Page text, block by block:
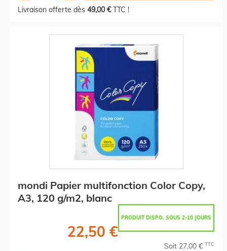
Livraison offerte dès 49,00 €TTC !
mondi Papier multifonction Color Copy,
A3, 120 g/m2, blanc
PRODUIT DISPO. SOUS 2-10 JOURS
22,50 €
Soit 27,00 € TTC